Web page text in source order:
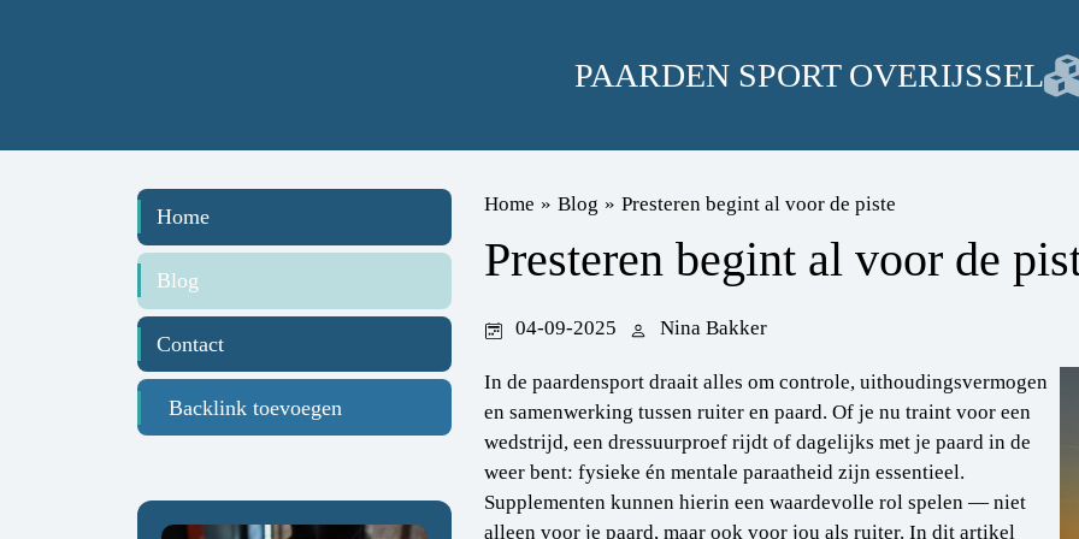
PAARDEN SPORT OVERIJSSEL
Home
Blog
Contact
Backlink toevoegen
Home » Blog » Presteren begint al voor de piste
Presteren begint al voor de
04-09-2025 Nina Bakker
In de paardensport draait alles om controle, uithoudingsvermogen
en samenwerking tussen ruiter en paard. Of je nu traint voor een
wedstrijd, een dressuurproef rijdt of dagelijks met je paard in de
weer bent: fysieke én mentale paraatheid zijn essentieel.
Supplementen kunnen hierin een waardevolle rol spelen — niet
alleen voor je paard, maar ook voor jou als ruiter. In dit artikel